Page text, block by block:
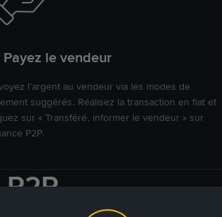
Payez le vendeur
l’argent au vendeur via les modes de
suggérés. Réalisez la transaction en fiat et
sur « Transféré, informer le vendeur » sur
P2P.